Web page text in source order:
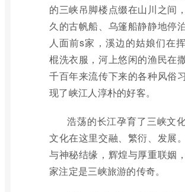
的三峡吊脚楼点缀在山川之间
久的古帆船、乌篷船静静地停
人面前s家，溪边的姑娘们在
棍洗衣服，河上悠闲的渔民在
千百年来流传下来的各种风俗
现了峡江人淳朴的好客。
浩荡的长江孕育了三峡文
文化在这里交融、繁衍、发展
与神秘结缘，辉煌与厚重联姻
家注定是三峡旅游的传奇。